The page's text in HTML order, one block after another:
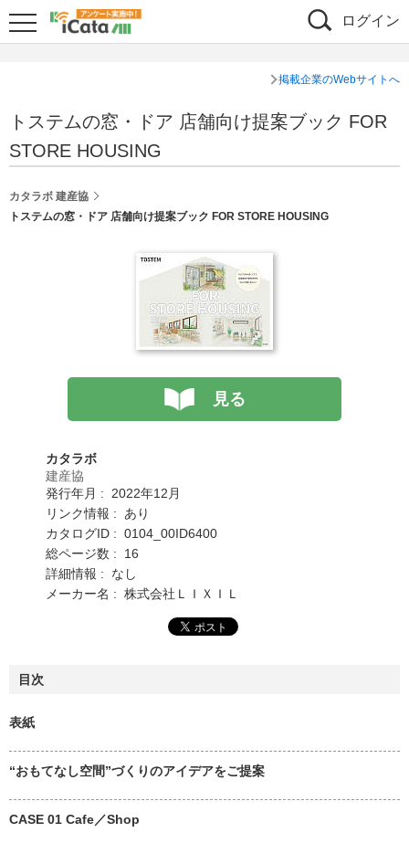
ログイン
掲載企業のWebサイトへ
トステムの窓・ドア 店舗向け提案ブック FOR
STORE HOUSING
カタラボ 建産協
トステムの窓・ドア 店舗向け提案ブック FOR STORE HOUSING
見る
カタラボ
建産協
発行年月 : 2022年12月
リンク情報 : あり
カタログID : 0104_00ID6400
総ページ数 : 16
詳細情報 : なし
メーカー名 : 株式会社ＬＩＸＩＬ
目次
表紙
“おもてなし空間”づくりのアイデアをご提案
CASE 01 Cafe／Shop